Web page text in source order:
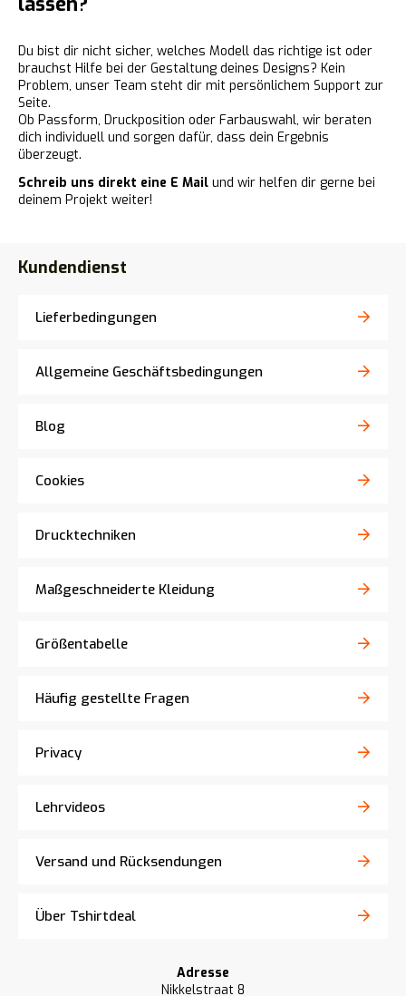
Du bist dir nicht sicher, welches Modell das richtige ist oder
brauchst Hilfe bei der Gestaltung deines Designs? Kein
Problem, unser Team steht dir mit persönlichem Support zur
Seite.
Ob Passform, Druckposition oder Farbauswahl, wir beraten
dich individuell und sorgen dafür, dass dein Ergebnis
überzeugt.
Schreib uns direkt eine E Mail und wir helfen dir gerne bei
deinem Projekt weiter!
Kundendienst
Lieferbedingungen
Allgemeine Geschäftsbedingungen
Blog
Cookies
Drucktechniken
Maßgeschneiderte Kleidung
Größentabelle
Häufig gestellte Fragen
Privacy
Lehrvideos
Versand und Rücksendungen
Über Tshirtdeal
Adresse
Nikkelstraat 8